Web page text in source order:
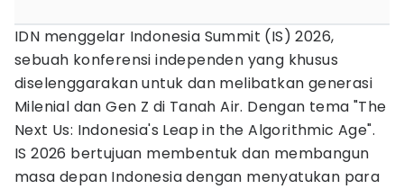
IDN menggelar Indonesia Summit (IS) 2026,
sebuah konferensi independen yang khusus
diselenggarakan untuk dan melibatkan generasi
Milenial dan Gen Z di Tanah Air. Dengan tema "The
Next Us: Indonesia's Leap in the Algorithmic Age".
IS 2026 bertujuan membentuk dan membangun
masa depan Indonesia dengan menyatukan para